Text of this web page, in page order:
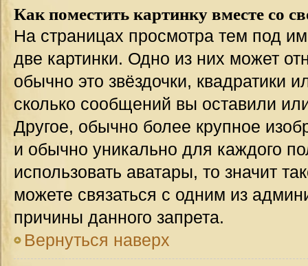
Как поместить картинку вместе со
На страницах просмотра тем под
две картинки. Одно из них может
обычно это звёздочки, квадратики
сколько сообщений вы оставили
Другое, обычно более крупное
и обычно уникально для каждого
использовать аватары, то значит
можете связаться с одним из
причины данного запрета.
Вернуться наверх